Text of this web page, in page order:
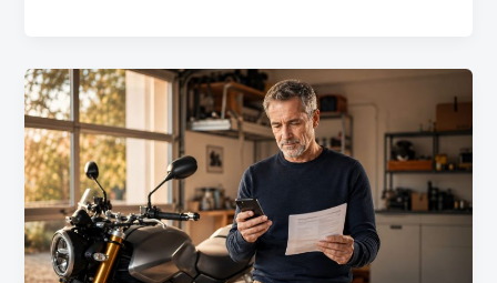
Tous
risques
:
Dans
quels
cas
c’est
vraiment